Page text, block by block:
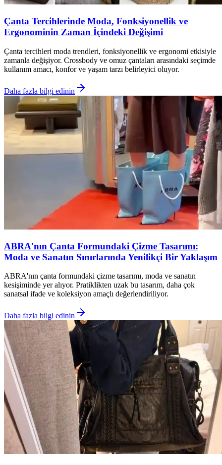
Çanta Tercihlerinde Moda, Fonksiyonellik ve
Ergonominin Zaman İçindeki Değişimi
Çanta tercihleri moda trendleri, fonksiyonellik ve ergonomi etkisiyle
zamanla değişiyor. Crossbody ve omuz çantaları arasındaki seçimde
kullanım amacı, konfor ve yaşam tarzı belirleyici oluyor.
Daha fazla bilgi edinin
ABRA'nın Çanta Formundaki Çizme Tasarımı:
Moda ve Sanatın Sınırlarında Yenilikçi Bir Yaklaşım
ABRA'nın çanta formundaki çizme tasarımı, moda ve sanatın
kesişiminde yer alıyor. Pratiklikten uzak bu tasarım, daha çok
sanatsal ifade ve koleksiyon amaçlı değerlendiriliyor.
Daha fazla bilgi edinin